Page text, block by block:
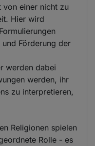
von einer nicht zu
Hier wird
Förderung der
werden dabei
werden, ihr
zu interpretieren,
Religionen spielen
Rolle - es